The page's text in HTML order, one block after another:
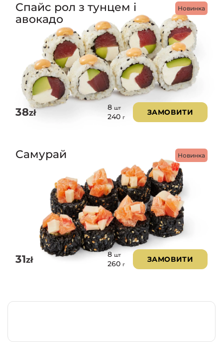
Новинка
Спайс рол з тунцем і
авокадо
38zł
8 шт
240 г
ЗАМОВИТИ
Новинка
Самурай
31zł
8шт
260 г
ЗАМОВИТИ